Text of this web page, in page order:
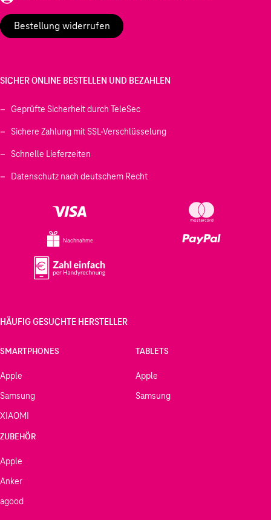
Bestellung widerrufen
SICHER ONLINE BESTELLEN UND BEZAHLEN
Geprüfte Sicherheit durch TeleSec
Sichere Zahlung mit SSL-Verschlüsselung
Schnelle Lieferzeiten
Datenschutz nach deutschem Recht
Nachnahme
HÄUFIG GESUCHTE HERSTELLER
SMARTPHONES
Apple
Samsung
XIAOMI
TABLETS
Apple
Samsung
ZUBEHÖR
Apple
Anker
agood